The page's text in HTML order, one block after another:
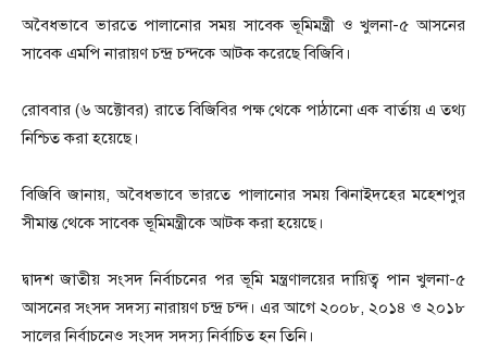
অবৈধভাবে ভারতে পালানোর সময় সাবেক ভূমিমন্ত্রী ও খুলনা-৫ আসনের
সাবেক এমপি নারায়ণ চন্দ্র চন্দকে আটক করেছে বিজিবি।
রোববার (৬ অক্টোবর) রাতে বিজিবির পক্ষ থেকে পাঠানো এক বার্তায় এ তথ্য
নিশ্চিত করা হয়েছে।
বিজিবি জানায়, অবৈধভাবে ভারতে পালানোর সময় ঝিনাইদহের মহেশপুর
সীমান্ত থেকে সাবেক ভূমিমন্ত্রীকে আটক করা হয়েছে।
দ্বাদশ জাতীয় সংসদ নির্বাচনের পর ভূমি মন্ত্রণালয়ের দায়িত্ব পান খুলনা-৫
আসনের সংসদ সদস্য নারায়ণ চন্দ্র চন্দ। এর আগে ২০০৮, ২০১৪ ও ২০১৮
সালের নির্বাচনেও সংসদ সদস্য নির্বাচিত হন তিনি।